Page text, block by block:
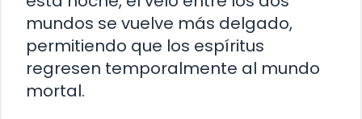
mundos se vuelve más delgado,
permitiendo que los espíritus
regresen temporalmente al mundo
mortal.